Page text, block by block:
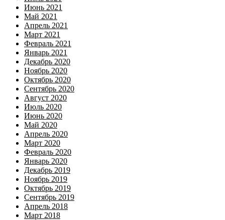
Июнь 2021
Май 2021
Апрель 2021
Март 2021
Февраль 2021
Январь 2021
Декабрь 2020
Ноябрь 2020
Октябрь 2020
Сентябрь 2020
Август 2020
Июль 2020
Июнь 2020
Май 2020
Апрель 2020
Март 2020
Февраль 2020
Январь 2020
Декабрь 2019
Ноябрь 2019
Октябрь 2019
Сентябрь 2019
Апрель 2018
Март 2018